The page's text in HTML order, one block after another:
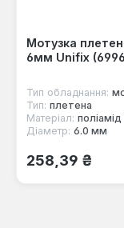
Мотузка
6мм Unifix
Тип обладнання:
Тип: плетена
Матеріал:
Діаметр: 6.0 мм
Звичайна ціна:
258,39 ₴